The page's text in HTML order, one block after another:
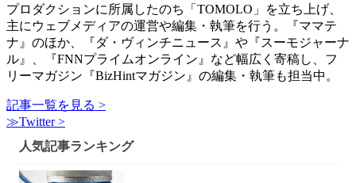
プロダクションに所属したのち「TOMOLO」を立ち上げ、
主にウェブメディアの運営や編集・執筆を行う。『ママテ
ナ』のほか、『ダ・ヴィンチニュース』や『スーモジャーナ
ル』、『FNNプライムオンライン』など幅広く寄稿し、フ
リーマガジン『BizHintマガジン』の編集・執筆も担当中。
記事一覧を見る >
≫Twitter >
人気記事ランキング